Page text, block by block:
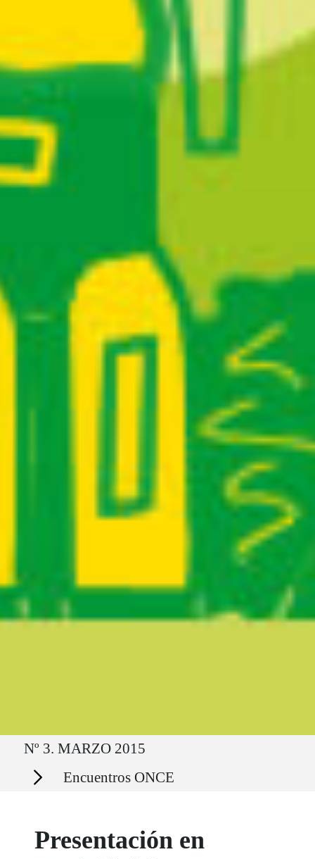
Ruta del sitio
Nº 3. MARZO 2015
Secciones Encuentros ONCE
Presentación en